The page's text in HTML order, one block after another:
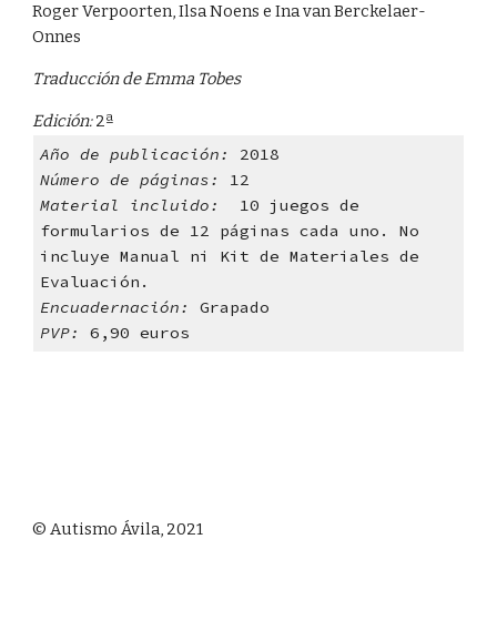
Roger Verpoorten, Ilsa Noens e Ina van Berckelaer-
Onnes
Traducción de Emma Tobes
Edición: 2ª
Año de publicación: 2018
Número de páginas: 12
Material incluido: 10 juegos de
formularios de 12 páginas cada uno. No
incluye Manual ni Kit de Materiales de
Evaluación.
Encuadernación: Grapado
PVP: 6,90 euros
© Autismo Ávila, 2021